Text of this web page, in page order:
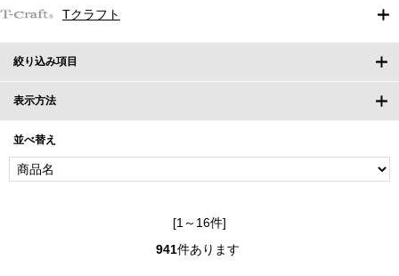
Tクラフト
絞り込み項目
表示方法
並べ替え
[1～16件]
941件あります